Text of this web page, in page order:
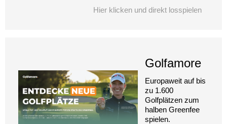
Hier klicken und direkt losspielen
Golfamore
Europaweit auf bis
zu 1.600
Golfplätzen zum
halben Greenfee
spielen.